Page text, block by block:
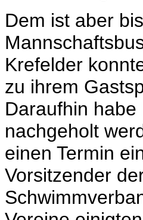
Dem ist aber
Krefelder
zu ihrem
Daraufhin
nachgeholt
einen Termin
Vorsitzender